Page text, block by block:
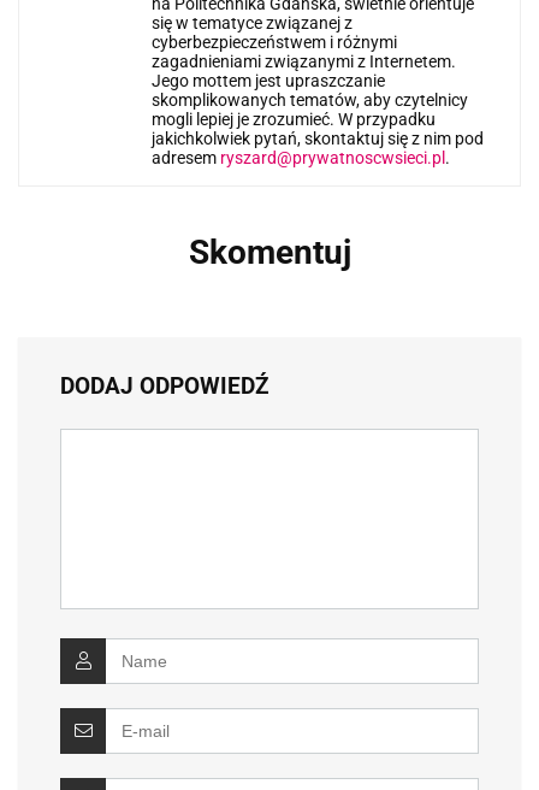
na Politechnika Gdańska, świetnie orientuje
się w tematyce związanej z
cyberbezpieczeństwem i różnymi
zagadnieniami związanymi z Internetem.
Jego mottem jest upraszczanie
skomplikowanych tematów, aby czytelnicy
mogli lepiej je zrozumieć. W przypadku
jakichkolwiek pytań, skontaktuj się z nim pod
adresem ryszard@prywatnoscwsieci.pl .
Skomentuj
DODAJ ODPOWIEDŹ